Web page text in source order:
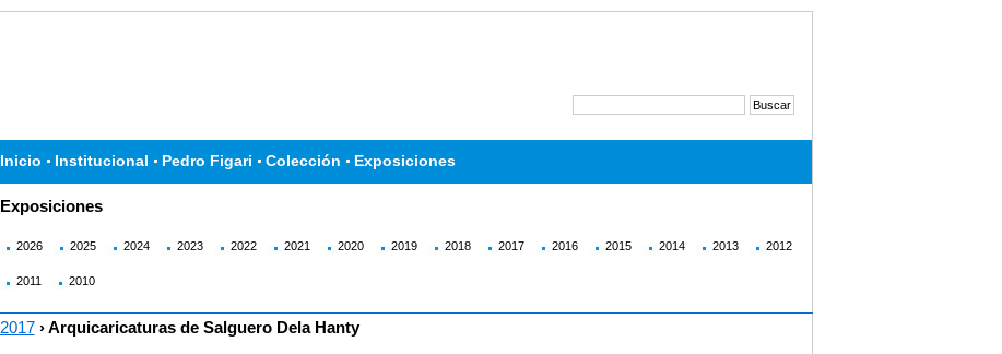
Inicio Institucional Pedro Figari Colección Exposiciones
Exposiciones
2026 2025 2024 2023 2022 2021 2020 2019 2018 2017 2016 2015 2014 2013 2012
2011 2010
2017› Arquicaricaturas de Salguero Dela Hanty